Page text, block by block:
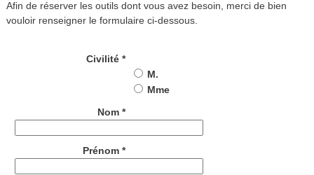
Afin de réserver les outils dont vous avez besoin, merci de bien
vouloir renseigner le formulaire ci-dessous.
Civilité *
M.
Mme
Nom *
Prénom *